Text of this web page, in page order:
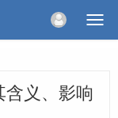
含义、影响